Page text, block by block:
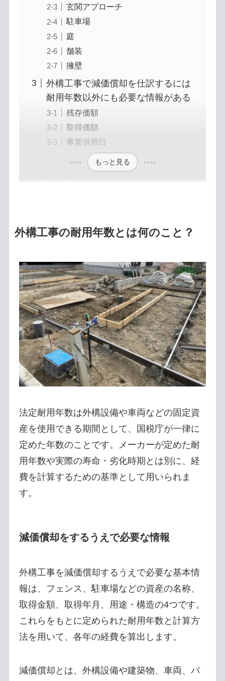
玄関アプローチ
駐車場
庭
舗装
擁壁
外構工事で減価償却を仕訳するには
耐用年数以外にも必要な情報がある
残存価額
取得価額
事業供用日
もっと見る
外構工事の耐用年数とは何のこと？
法定耐用年数は外構設備や車両などの固定資
産を使用できる期間として、国税庁が一律に
定めた年数のことです。メーカーが定めた耐
用年数や実際の寿命・劣化時期とは別に、経
費を計算するための基準として用いられま
す。
減価償却をするうえで必要な情報
外構工事を減価償却するうえで必要な基本情
報は、フェンス、駐車場などの資産の名称、
取得金額、取得年月、用途・構造の4つです。
これらをもとに定められた耐用年数と計算方
法を用いて、各年の経費を算出します。
減価償却とは、外構設備や建築物、車両、パ